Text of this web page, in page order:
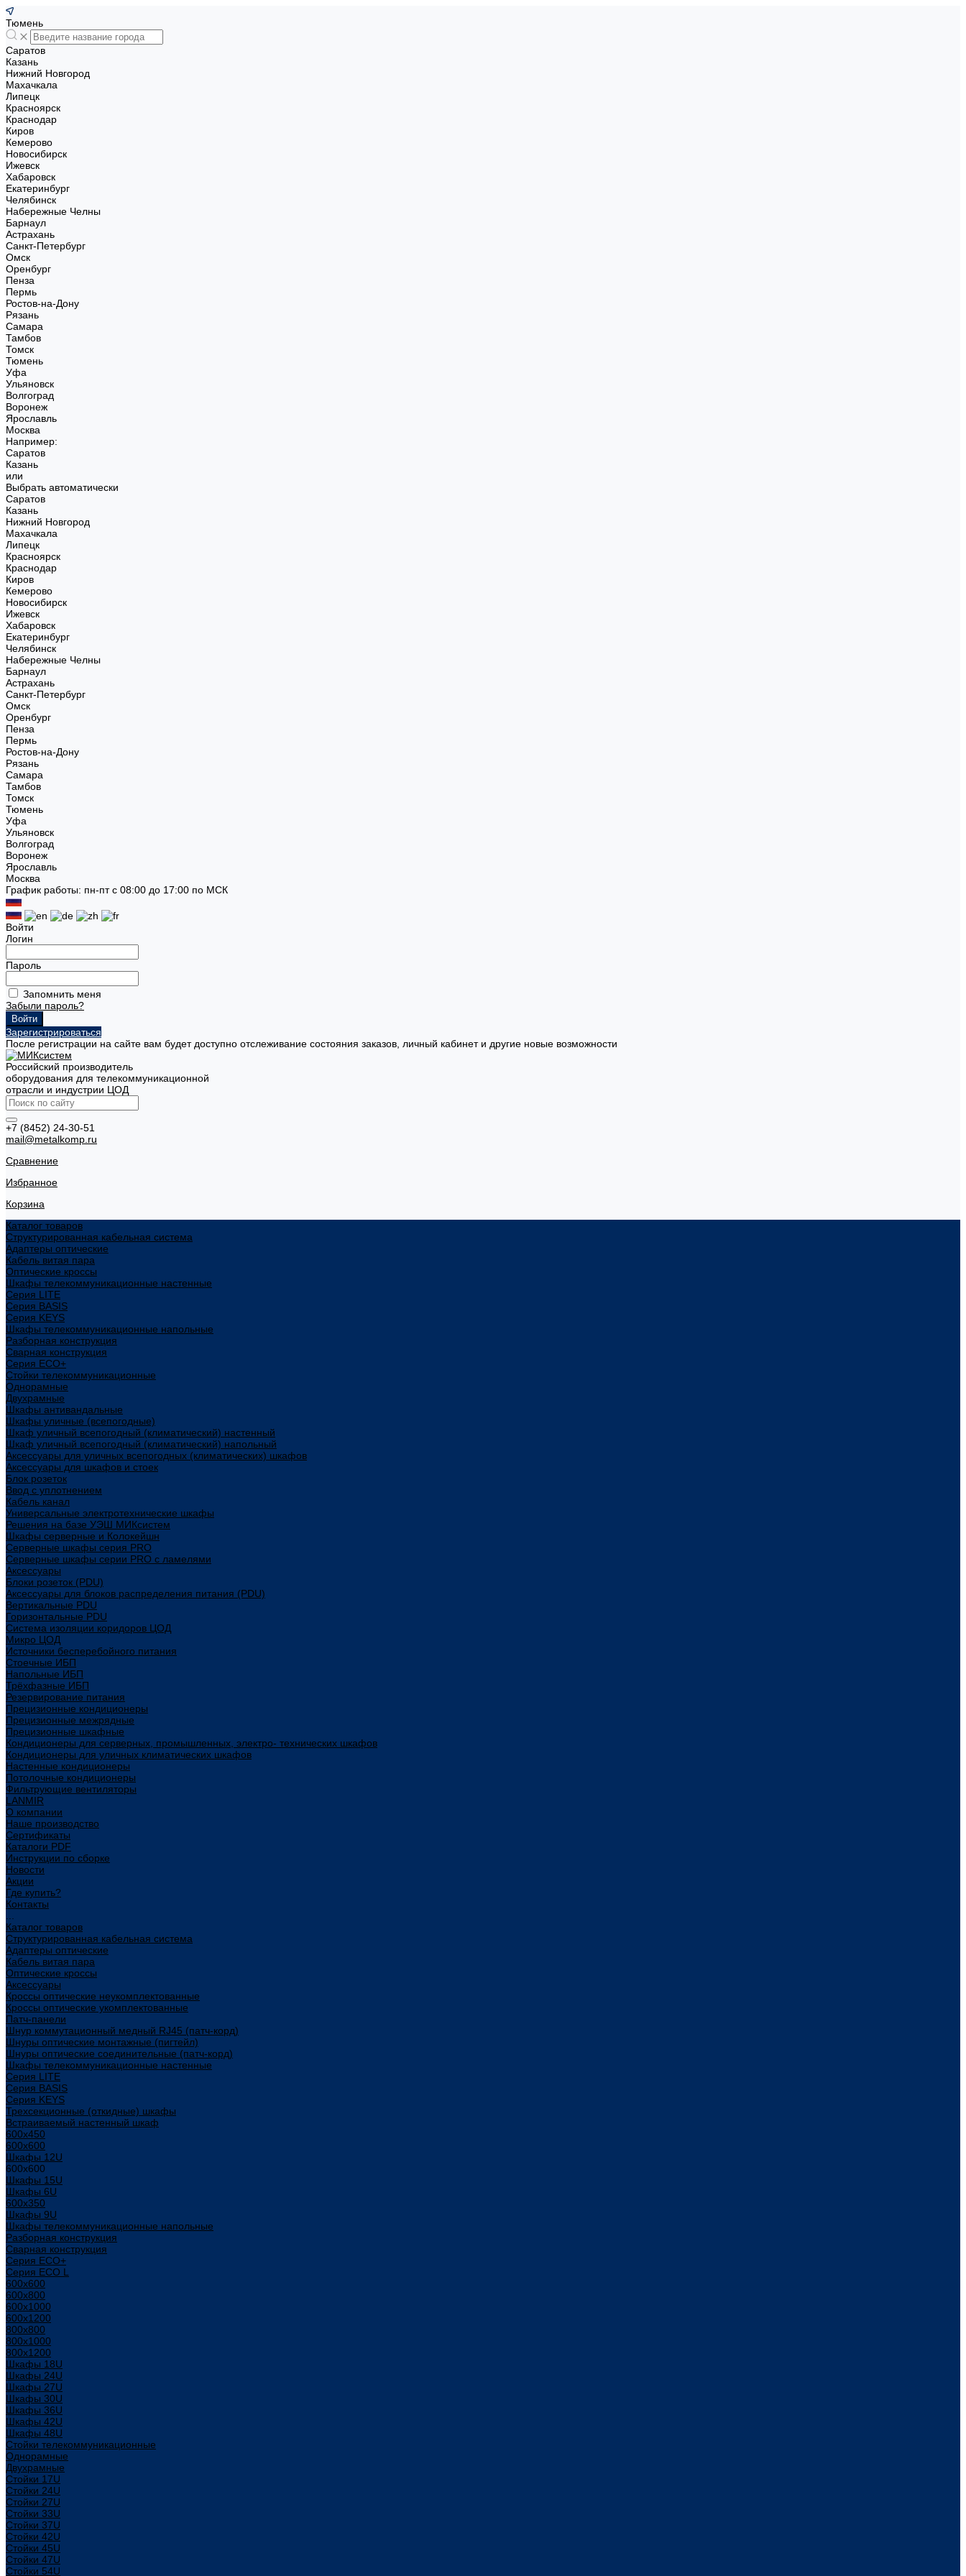
Тюмень
Саратов
Казань
Нижний Новгород
Махачкала
Липецк
Красноярск
Краснодар
Киров
Кемерово
Новосибирск
Ижевск
Хабаровск
Екатеринбург
Челябинск
Набережные Челны
Барнаул
Астрахань
Санкт-Петербург
Омск
Оренбург
Пенза
Пермь
Ростов-на-Дону
Рязань
Самара
Тамбов
Томск
Тюмень
Уфа
Ульяновск
Волгоград
Воронеж
Ярославль
Москва
Например:
Саратов
Казань
или
Выбрать автоматически
Саратов
Казань
Нижний Новгород
Махачкала
Липецк
Красноярск
Краснодар
Киров
Кемерово
Новосибирск
Ижевск
Хабаровск
Екатеринбург
Челябинск
Набережные Челны
Барнаул
Астрахань
Санкт-Петербург
Омск
Оренбург
Пенза
Пермь
Ростов-на-Дону
Рязань
Самара
Тамбов
Томск
Тюмень
Уфа
Ульяновск
Волгоград
Воронеж
Ярославль
Москва
График работы: пн-пт с 08:00 до 17:00 по МСК
Войти
Логин
Пароль
Запомнить меня
Забыли пароль?
Зарегистрироваться
После регистрации на сайте вам будет доступно отслеживание состояния заказов, личный кабинет и другие новые возможности
Российский производитель
оборудования для телекоммуникационной
отрасли и индустрии ЦОД
+7 (8452) 24-30-51
mail@metalkomp.ru
Сравнение
Избранное
Корзина
Каталог товаров
Структурированная кабельная система
Адаптеры оптические
Кабель витая пара
Оптические кроссы
Шкафы телекоммуникационные настенные
Cерия LITE
Cерия BASIS
Cерия KEYS
Шкафы телекоммуникационные напольные
Разборная конструкция
Сварная конструкция
Серия ECO+
Стойки телекоммуникационные
Однорамные
Двухрамные
Шкафы антивандальные
Шкафы уличные (всепогодные)
Шкаф уличный всепогодный (климатический) настенный
Шкаф уличный всепогодный (климатический) напольный
Аксессуары для уличных всепогодных (климатических) шкафов
Аксессуары для шкафов и стоек
Блок розеток
Ввод с уплотнением
Кабель канал
Универсальные электротехнические шкафы
Решения на базе УЭШ МИКсистем
Шкафы серверные и Колокейшн
Серверные шкафы серия PRO
Серверные шкафы серии PRO с ламелями
Аксессуары
Блоки розеток (PDU)
Аксессуары для блоков распределения питания (PDU)
Вертикальные PDU
Горизонтальные PDU
Система изоляции коридоров ЦОД
Микро ЦОД
Источники бесперебойного питания
Стоечные ИБП
Напольные ИБП
Трёхфазные ИБП
Резервирование питания
Прецизионные кондиционеры
Прецизионные межрядные
Прецизионные шкафные
Кондиционеры для серверных, промышленных, электро- технических шкафов
Кондиционеры для уличных климатических шкафов
Настенные кондиционеры
Потолочные кондиционеры
Фильтрующие вентиляторы
LANMIR
О компании
Наше производство
Сертификаты
Каталоги PDF
Инструкции по сборке
Новости
Акции
Где купить?
Контакты
Каталог товаров
Структурированная кабельная система
Адаптеры оптические
Кабель витая пара
Оптические кроссы
Аксессуары
Кроссы оптические неукомплектованные
Кроссы оптические укомплектованные
Патч-панели
Шнур коммутационный медный RJ45 (патч-корд)
Шнуры оптические монтажные (пигтейл)
Шнуры оптические соединительные (патч-корд)
Шкафы телекоммуникационные настенные
Cерия LITE
Cерия BASIS
Cерия KEYS
Трехсекционные (откидные) шкафы
Встраиваемый настенный шкаф
600x450
600x600
Шкафы 12U
600x600
Шкафы 15U
Шкафы 6U
600x350
Шкафы 9U
Шкафы телекоммуникационные напольные
Разборная конструкция
Сварная конструкция
Серия ECO+
Серия ECO L
600x600
600x800
600х1000
600х1200
800x800
800х1000
800х1200
Шкафы 18U
Шкафы 24U
Шкафы 27U
Шкафы 30U
Шкафы 36U
Шкафы 42U
Шкафы 48U
Стойки телекоммуникационные
Однорамные
Двухрамные
Стойки 17U
Стойки 24U
Стойки 27U
Стойки 33U
Стойки 37U
Стойки 42U
Стойки 45U
Стойки 47U
Стойки 54U